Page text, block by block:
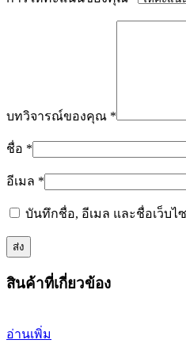
บทวิจารณ์ของคุณ *
ชื่อ *
อีเมล *
บันทึกชื่อ, อีเมล และชื่อเว็บไ
สินค้าที่เกี่ยวข้อง
อ่านเพิ่ม